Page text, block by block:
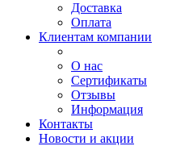
Доставка
Оплата
Клиентам компании
О нас
Сертификаты
Отзывы
Информация
Контакты
Новости и акции